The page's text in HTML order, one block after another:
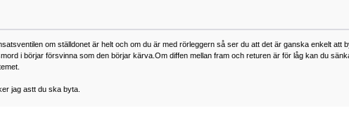
om ställdonet är helt och om du är med rörleggern så ser du att det är ganska enkelt att
i börjar försvinna som den börjar kärva.Om diffen mellan fram och returen är för låg kan du
jag astt du ska byta.